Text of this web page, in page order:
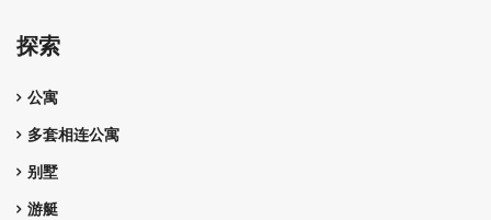
探索
公寓
多套相连公寓
别墅
游艇